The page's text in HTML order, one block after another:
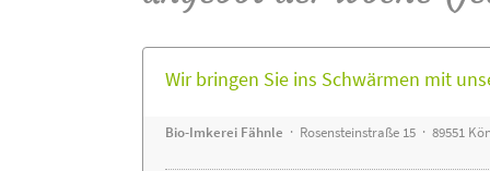
Wir bringen Sie ins Schwärmen mit
Bio-Imkerei Fähnle · Rosensteinstraße 15 · 89551